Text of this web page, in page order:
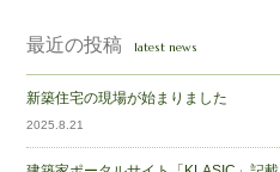
最近の投稿 latest news
新築住宅の現場が始まりました
2025.8.21